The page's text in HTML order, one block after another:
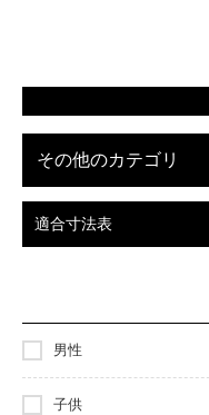
その他のカテゴリ
適合寸法表
男性
子供